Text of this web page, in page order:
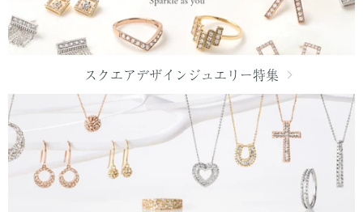
スクエアデザインジュエリー特集